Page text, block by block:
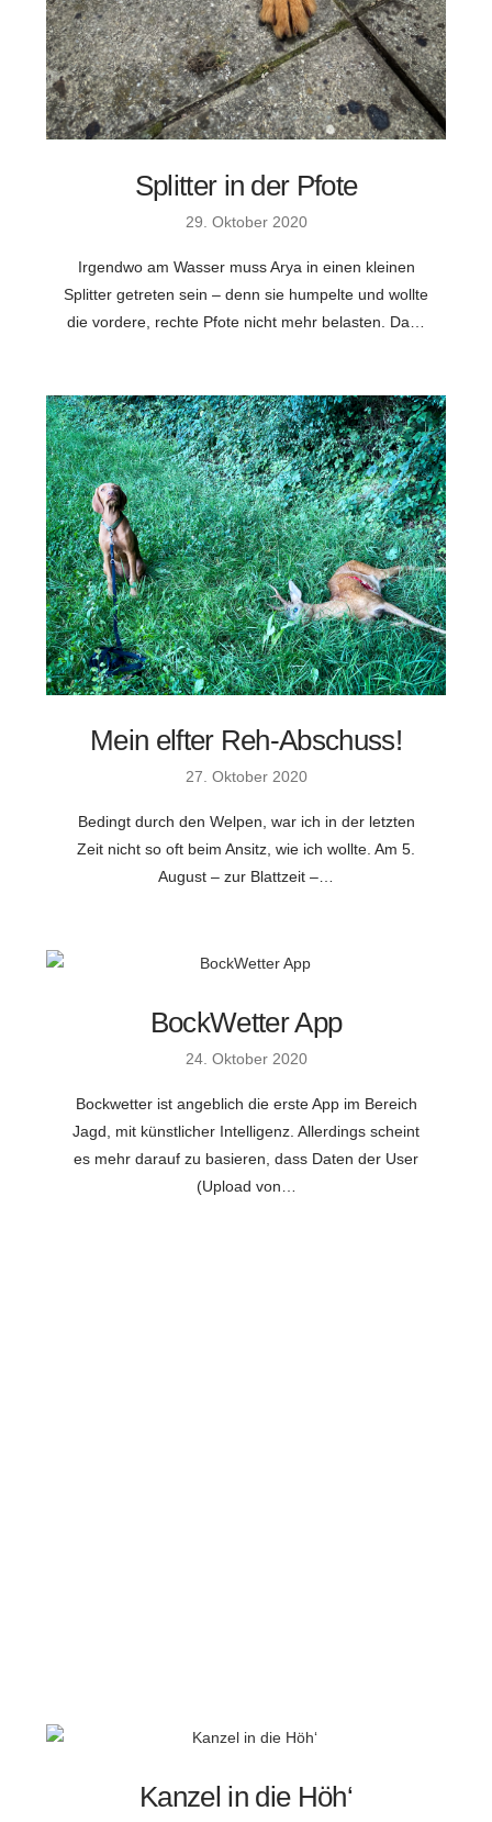
Splitter in der Pfote
29. Oktober 2020
Irgendwo am Wasser muss Arya in einen kleinen
Splitter getreten sein – denn sie humpelte und wollte
die vordere, rechte Pfote nicht mehr belasten. Da…
Mein elfter Reh-Abschuss!
27. Oktober 2020
Bedingt durch den Welpen, war ich in der letzten
Zeit nicht so oft beim Ansitz, wie ich wollte. Am 5.
August – zur Blattzeit –…
BockWetter App
24. Oktober 2020
Bockwetter ist angeblich die erste App im Bereich
Jagd, mit künstlicher Intelligenz. Allerdings scheint
es mehr darauf zu basieren, dass Daten der User
(Upload von…
Kanzel in die Höh‘